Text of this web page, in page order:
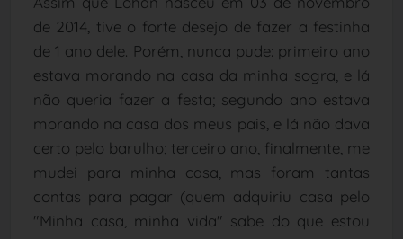
de 2014, tive o forte desejo de fazer a festinha
de 1 ano dele. Porém, nunca pude: primeiro ano
estava morando na casa da minha sogra, e lá
não queria fazer a festa; segundo ano estava
morando na casa dos meus pais, e lá não dava
certo pelo barulho; terceiro ano, finalmente, me
mudei para minha casa, mas foram tantas
contas para pagar (quem adquiriu casa pelo
"Minha casa, minha vida" sabe do que estou